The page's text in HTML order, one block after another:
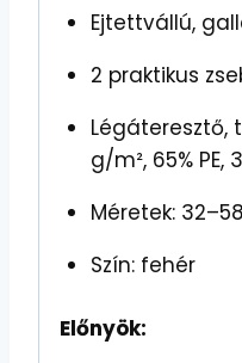
Ejtettvállú,
2 praktikus
Légáteresztő,
g/m², 65% PE,
Méretek: 32–58
Szín: fehér
Előnyök: